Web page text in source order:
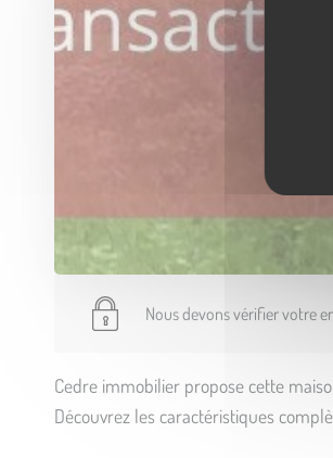
Nous devons vérifier votre
Cedre immobilier propose cette
Découvrez les caractéristiques